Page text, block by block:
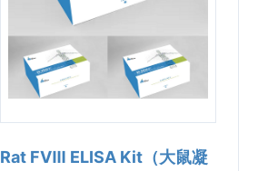
Rat FⅧ ELISA Kit（大鼠凝